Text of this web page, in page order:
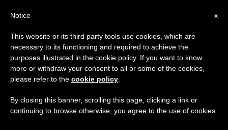
x
Notice
This website or its third party tools use cookies, which are
necessary to its functioning and required to achieve the
purposes illustrated in the cookie policy. If you want to know
more or withdraw your consent to all or some of the cookies,
please refer to the cookie policy
By closing this banner, scrolling this page, clicking a link or
continuing to browse otherwise, you agree to the use of cookies.